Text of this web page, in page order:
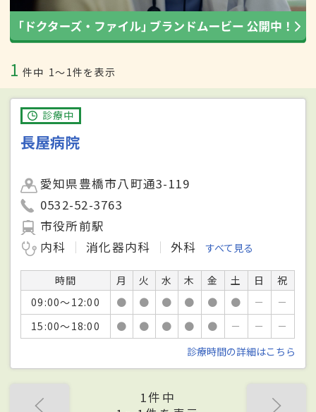
1 件中 1〜1件を表示
診療中
長屋病院
愛知県豊橋市八町通3-119
0532-52-3763
市役所前駅
内科
消化器内科 外科 すべて見る
時間 月 火 水 木 金 土 日
祝
09:00～12:00
● ● ● ● ● ● －
－
15:00～18:00
● ● ● ● ● － －
－
診療時間の詳細はこちら
1件中